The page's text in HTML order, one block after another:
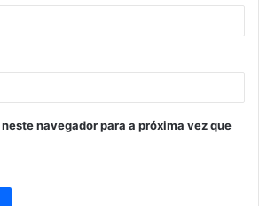
navegador para a próxima vez que